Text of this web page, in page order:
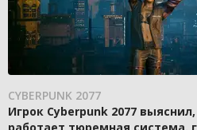
CYBERPUNK 2077
Игрок Cyberpunk 2077